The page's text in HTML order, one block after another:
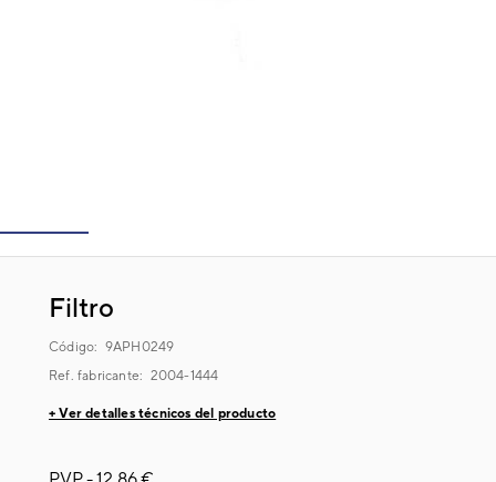
Filtro
Código: 9APH0249
Ref. fabricante: 2004-1444
+ Ver detalles técnicos del producto